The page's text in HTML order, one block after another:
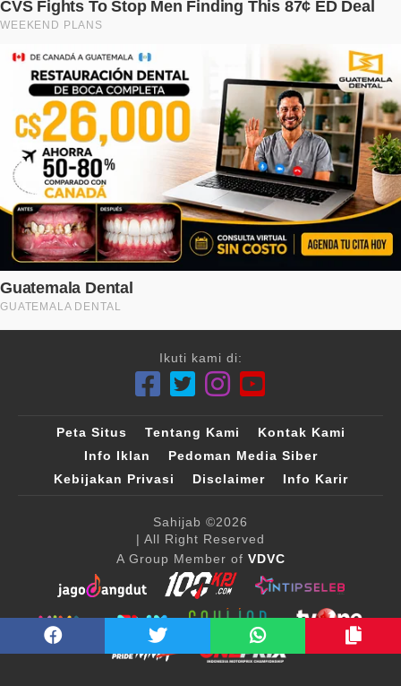
Ikuti kami di:
Peta Situs Tentang Kami
Kontak Kami
Info Iklan
Pedoman Media Siber
Kebijakan Privasi
Disclaimer Info Karir
Sahijab ©2026
| All Right Reserved
A Group Member of VDVC